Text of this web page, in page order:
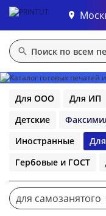
Для ООО Для ИП
Детские
Иностранные
Гербовые и ГОСТ
для самозанятого